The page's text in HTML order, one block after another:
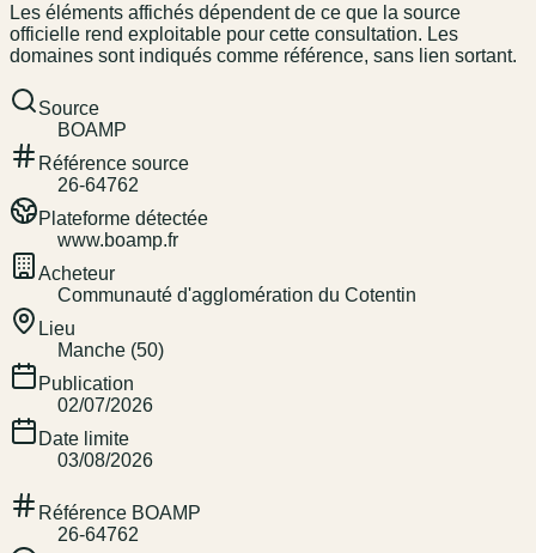
Les éléments affichés dépendent de ce que la source
officielle rend exploitable pour cette consultation. Les
domaines sont indiqués comme référence, sans lien sortant.
Source
BOAMP
Référence source
26-64762
Plateforme détectée
www.boamp.fr
Acheteur
Communauté d'agglomération du Cotentin
Lieu
Manche (50)
Publication
02/07/2026
Date limite
03/08/2026
Référence BOAMP
26-64762